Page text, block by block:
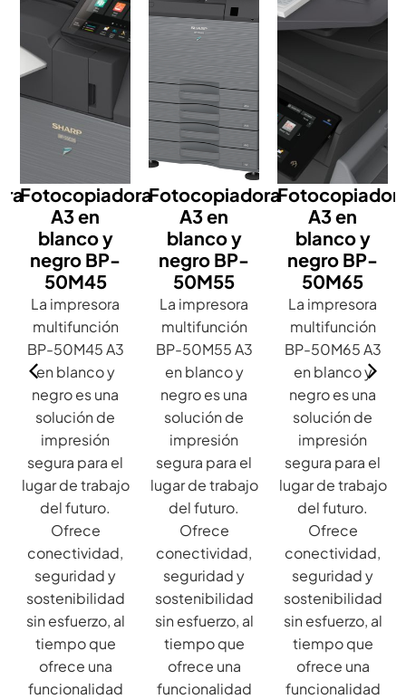
Fotocopiadora
A3 en
blanco y
negro BP-
50M45
La impresora
multifunción
BP-50M45 A3
en blanco y
negro es una
solución de
impresión
segura para el
lugar de trabajo
del futuro.
Ofrece
conectividad,
seguridad y
sostenibilidad
sin esfuerzo, al
tiempo que
ofrece una
funcionalidad
Fotocopiadora
A3 en
blanco y
negro BP-
50M55
La impresora
multifunción
BP-50M55 A3
en blanco y
negro es una
solución de
impresión
segura para el
lugar de trabajo
del futuro.
Ofrece
conectividad,
seguridad y
sostenibilidad
sin esfuerzo, al
tiempo que
ofrece una
funcionalidad
A3 en
blanco y
negro BP-
50M65
La impresora
multifunción
BP-50M65 A3
en blanco y
negro es una
solución de
impresión
segura para el
lugar de trabajo
del futuro.
Ofrece
conectividad,
seguridad y
sostenibilidad
sin esfuerzo, al
tiempo que
ofrece una
funcionalidad